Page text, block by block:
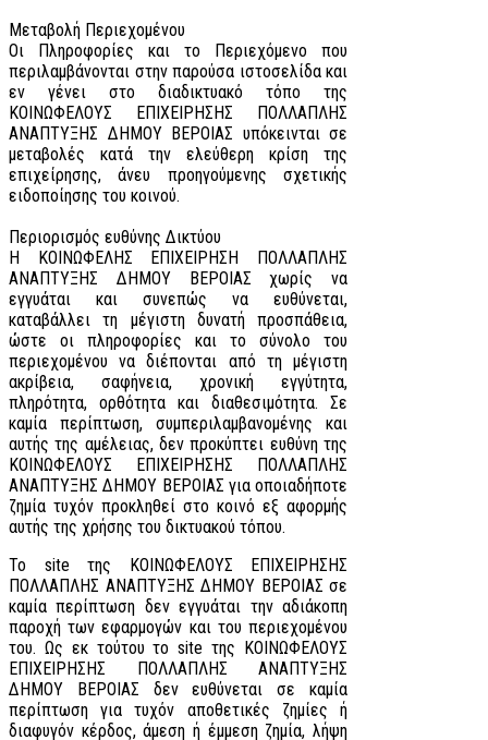
Μεταβολή Περιεχομένου
Οι Πληροφορίες και το Περιεχόμενο που
περιλαμβάνονται στην παρούσα ιστοσελίδα και
εν γένει στο διαδικτυακό τόπο της
ΚΟΙΝΩΦΕΛΟΥΣ ΕΠΙΧΕΙΡΗΣΗΣ ΠΟΛΛΑΠΛΗΣ
ΑΝΑΠΤΥΞΗΣ ΔΗΜΟΥ ΒΕΡΟΙΑΣ υπόκεινται σε
μεταβολές κατά την ελεύθερη κρίση της
επιχείρησης, άνευ προηγούμενης σχετικής
ειδοποίησης του κοινού.
Περιορισμός ευθύνης Δικτύου
Η ΚΟΙΝΩΦΕΛΗΣ ΕΠΙΧΕΙΡΗΣΗ ΠΟΛΛΑΠΛΗΣ
ΑΝΑΠΤΥΞΗΣ ΔΗΜΟΥ ΒΕΡΟΙΑΣ χωρίς να
εγγυάται και συνεπώς να ευθύνεται,
καταβάλλει τη μέγιστη δυνατή προσπάθεια,
ώστε οι πληροφορίες και το σύνολο του
περιεχομένου να διέπονται από τη μέγιστη
ακρίβεια, σαφήνεια, χρονική εγγύτητα,
πληρότητα, ορθότητα και διαθεσιμότητα. Σε
καμία περίπτωση, συμπεριλαμβανομένης και
αυτής της αμέλειας, δεν προκύπτει ευθύνη της
ΚΟΙΝΩΦΕΛΟΥΣ ΕΠΙΧΕΙΡΗΣΗΣ ΠΟΛΛΑΠΛΗΣ
ΑΝΑΠΤΥΞΗΣ ΔΗΜΟΥ ΒΕΡΟΙΑΣ για οποιαδήποτε
ζημία τυχόν προκληθεί στο κοινό εξ αφορμής
αυτής της χρήσης του δικτυακού τόπου.
Το site της ΚΟΙΝΩΦΕΛΟΥΣ ΕΠΙΧΕΙΡΗΣΗΣ
ΠΟΛΛΑΠΛΗΣ ΑΝΑΠΤΥΞΗΣ ΔΗΜΟΥ ΒΕΡΟΙΑΣ σε
καμία περίπτωση δεν εγγυάται την αδιάκοπη
παροχή των εφαρμογών και του περιεχομένου
του. Ως εκ τούτου το site της ΚΟΙΝΩΦΕΛΟΥΣ
ΕΠΙΧΕΙΡΗΣΗΣ ΠΟΛΛΑΠΛΗΣ ΑΝΑΠΤΥΞΗΣ
ΔΗΜΟΥ ΒΕΡΟΙΑΣ δεν ευθύνεται σε καμία
περίπτωση για τυχόν αποθετικές ζημίες ή
διαφυγόν κέρδος, άμεση ή έμμεση ζημία, λήψη